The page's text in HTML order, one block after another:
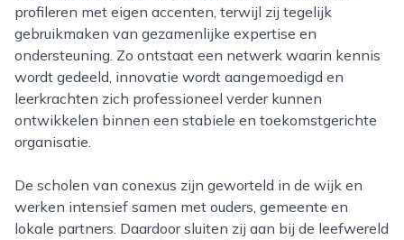
profileren met eigen accenten, terwijl zij tegelijk
gebruikmaken van gezamenlijke expertise en
ondersteuning. Zo ontstaat een netwerk waarin kennis
wordt gedeeld, innovatie wordt aangemoedigd en
leerkrachten zich professioneel verder kunnen
ontwikkelen binnen een stabiele en toekomstgerichte
organisatie.
De scholen van conexus zijn geworteld in de wijk en
werken intensief samen met ouders, gemeente en
lokale partners. Daardoor sluiten zij aan bij de leefwereld